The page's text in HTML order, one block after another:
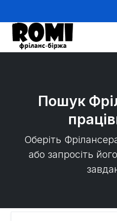
Пошук
Оберіть
або запросіть